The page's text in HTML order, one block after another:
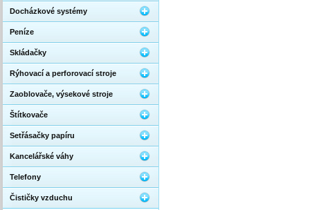
Docházkové systémy
Peníze
Skládačky
Rýhovací a perforovací stroje
Zaoblovače, výsekové stroje
Štítkovače
Setřásačky papíru
Kancelářské váhy
Telefony
Čističky vzduchu